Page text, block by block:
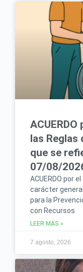
las Reglas
que se
07/08/
ACUERDO por
carácter
para la
con Recursos
LEER MÁS »
7 agosto, 2026